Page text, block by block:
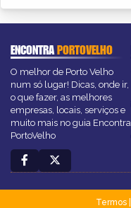
ENCONTRAPORTOVELHO
O melhor de Porto Velho
num só lugar! Dicas, onde ir,
o que fazer, as melhores
empresas, locais, serviços e
muito mais no guia Encontra
PortoVelho
Termos|